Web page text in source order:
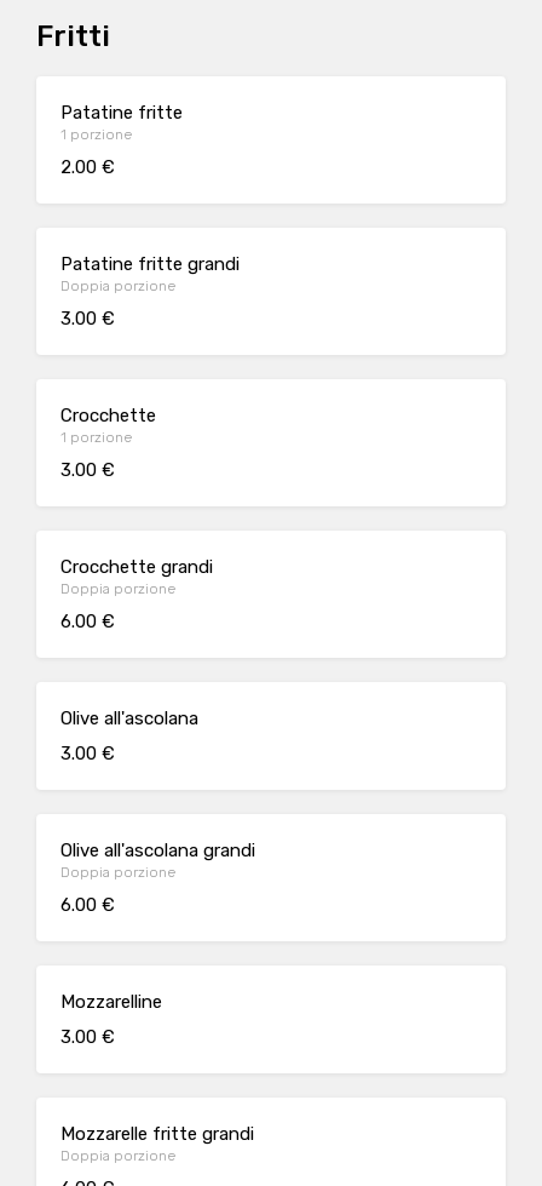
Fritti
Patatine fritte
1 porzione
2.00 €
Patatine fritte grandi
Doppia porzione
3.00 €
Crocchette
1 porzione
3.00 €
Crocchette grandi
Doppia porzione
6.00 €
Olive all'ascolana
3.00 €
Olive all'ascolana grandi
Doppia porzione
6.00 €
Mozzarelline
3.00 €
Mozzarelle fritte grandi
Doppia porzione